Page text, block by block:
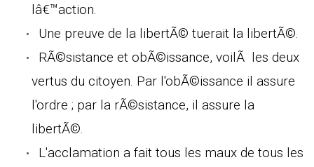
lâ€™action.
Une preuve de la libertÃ© tuerait la libertÃ©.
RÃ©sistance et obÃ©issance, voilÃ les deux
vertus du citoyen. Par l'obÃ©issance il assure
l'ordre ; par la rÃ©sistance, il assure la
libertÃ©.
L'acclamation a fait tous les maux de tous les